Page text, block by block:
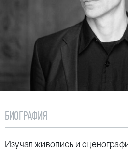
БИОГРАФИЯ
Изучал живопись и